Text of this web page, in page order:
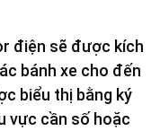
điện sẽ được kích
bánh xe cho đến
biểu thị bằng ký
vực cần số hoặc